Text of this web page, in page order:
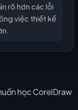
rõ hơn các lỗi
việc thiết kế
học CorelDraw